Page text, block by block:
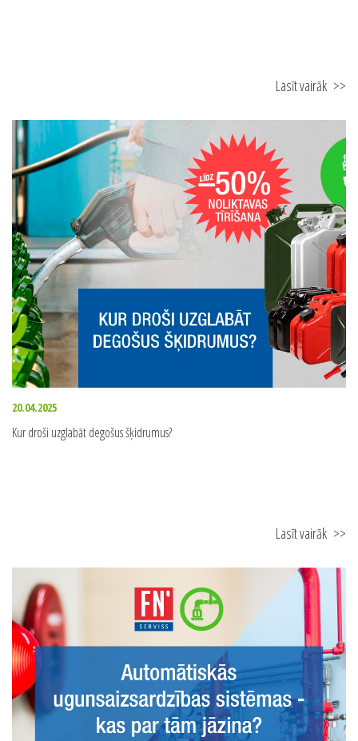
Lasīt vairāk >>
20.04.2025
Kur droši uzglabāt degošus šķidrumus?
Lasīt vairāk >>